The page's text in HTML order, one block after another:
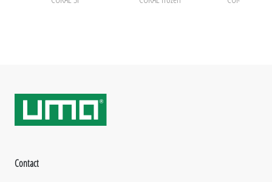
Contact